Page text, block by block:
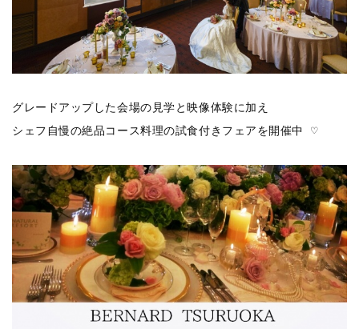
グレードアップした会場の見学と映像体験に加え
シェフ自慢の絶品コース料理の試食付きフェアを開催中 ♡